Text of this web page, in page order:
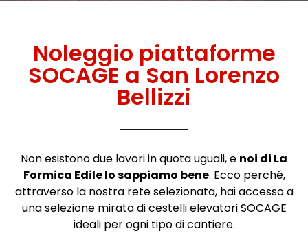
Noleggio piattaforme
SOCAGE a San Lorenzo
Bellizzi
Non esistono due lavori in quota uguali, e noi di La
Formica Edile lo sappiamo bene. Ecco perché,
attraverso la nostra rete selezionata, hai accesso a
una selezione mirata di cestelli elevatori SOCAGE
ideali per ogni tipo di cantiere.